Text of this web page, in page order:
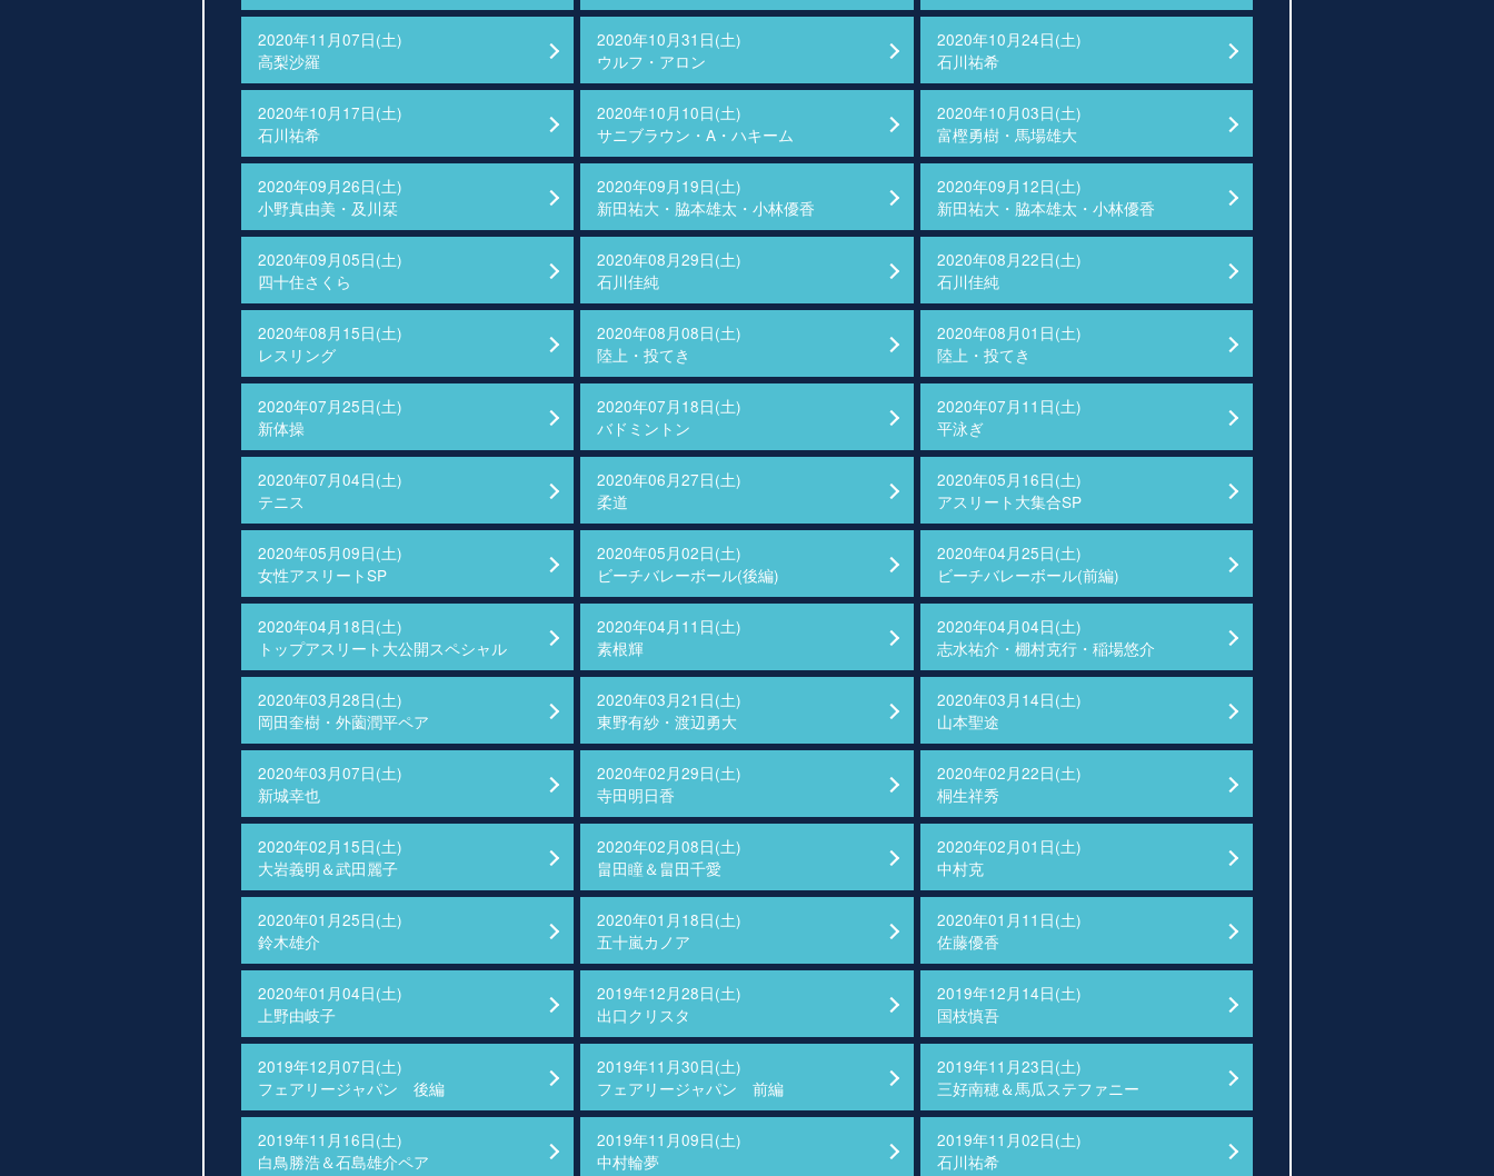
2020年11月07日(土)
高梨沙羅
2020年10月31日(土)
ウルフ・アロン
2020年10月24日(土)
石川祐希
2020年10月17日(土)
石川祐希
2020年10月10日(土)
サニブラウン・A・ハキーム
2020年10月03日(土)
富樫勇樹・馬場雄大
2020年09月26日(土)
小野真由美・及川栞
2020年09月19日(土)
新田祐大・脇本雄太・小林優香
2020年09月12日(土)
新田祐大・脇本雄太・小林優香
2020年09月05日(土)
四十住さくら
2020年08月29日(土)
石川佳純
2020年08月22日(土)
石川佳純
2020年08月15日(土)
レスリング
2020年08月08日(土)
陸上・投てき
2020年08月01日(土)
陸上・投てき
2020年07月25日(土)
新体操
2020年07月18日(土)
バドミントン
2020年07月11日(土)
平泳ぎ
2020年07月04日(土)
テニス
2020年06月27日(土)
柔道
2020年05月16日(土)
アスリート大集合SP
2020年05月09日(土)
女性アスリートSP
2020年05月02日(土)
ビーチバレーボール(後編)
2020年04月25日(土)
ビーチバレーボール(前編)
2020年04月18日(土)
トップアスリート大公開スペシャル
2020年04月11日(土)
素根輝
2020年04月04日(土)
志水祐介・棚村克行・稲場悠介
2020年03月28日(土)
岡田奎樹・外薗潤平ペア
2020年03月21日(土)
東野有紗・渡辺勇大
2020年03月14日(土)
山本聖途
2020年03月07日(土)
新城幸也
2020年02月29日(土)
寺田明日香
2020年02月22日(土)
桐生祥秀
2020年02月15日(土)
大岩義明＆武田麗子
2020年02月08日(土)
畠田瞳＆畠田千愛
2020年02月01日(土)
中村克
2020年01月25日(土)
鈴木雄介
2020年01月18日(土)
五十嵐カノア
2020年01月11日(土)
佐藤優香
2020年01月04日(土)
上野由岐子
2019年12月28日(土)
出口クリスタ
2019年12月14日(土)
国枝慎吾
2019年12月07日(土)
フェアリージャパン 後編
2019年11月30日(土)
フェアリージャパン 前編
2019年11月23日(土)
三好南穂＆馬瓜ステファニー
2019年11月16日(土)
白鳥勝浩＆石島雄介ペア
2019年11月09日(土)
中村輪夢
2019年11月02日(土)
石川祐希